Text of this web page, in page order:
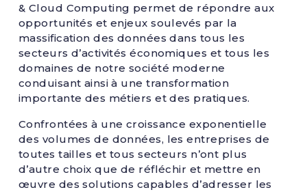
& Cloud Computing permet de répondre aux
opportunités et enjeux soulevés par la
massification des données dans tous les
secteurs d’activités économiques et tous les
domaines de notre société moderne
conduisant ainsi à une transformation
importante des métiers et des pratiques.
Confrontées à une croissance exponentielle
des volumes de données, les entreprises de
toutes tailles et tous secteurs n’ont plus
d’autre choix que de réfléchir et mettre en
œuvre des solutions capables d’adresser les